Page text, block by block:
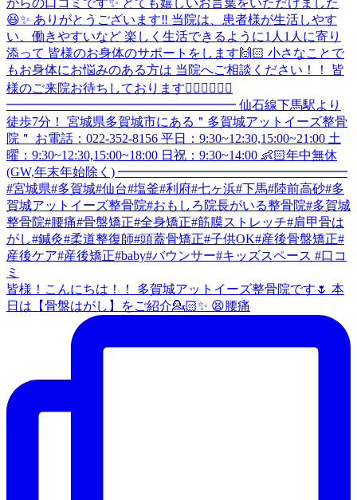
皆様！こんにちは！！ 多賀城アットイーズ整骨院です🌷 本
日は【骨盤はがし】をご紹介💁🏻✨ 😫腰痛